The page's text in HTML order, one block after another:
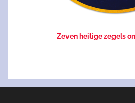
Zeven heilige zegels